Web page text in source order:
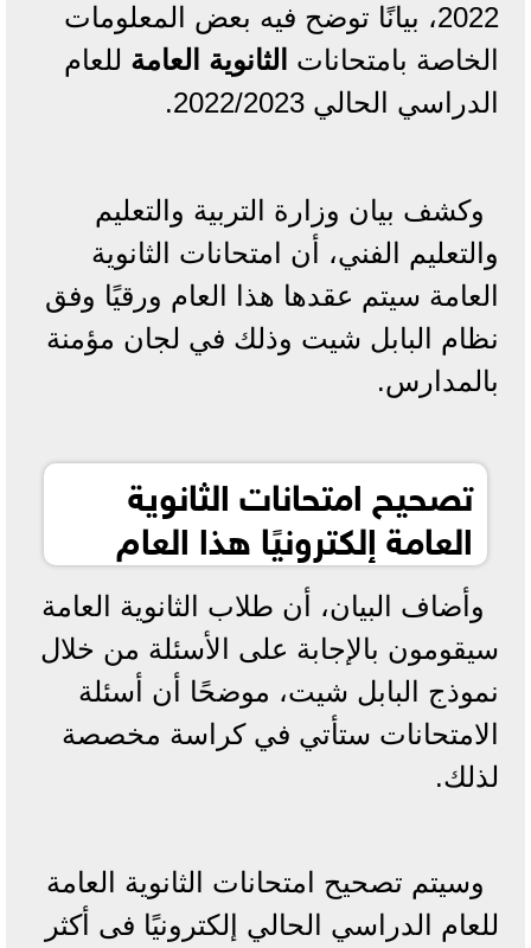
2022، بيانًا توضح فيه بعض المعلومات
الخاصة بامتحانات الثانوية العامة للعام
الدراسي الحالي 2022/2023.
وكشف بيان وزارة التربية والتعليم
والتعليم الفني، أن امتحانات الثانوية
العامة سيتم عقدها هذا العام ورقيًا وفق
نظام البابل شيت وذلك في لجان مؤمنة
بالمدارس.
تصحيح امتحانات الثانوية
العامة إلكترونيًا هذا العام
وأضاف البيان، أن طلاب الثانوية العامة
سيقومون بالإجابة على الأسئلة من خلال
نموذج البابل شيت، موضحًا أن أسئلة
الامتحانات ستأتي في كراسة مخصصة
لذلك.
وسيتم تصحيح امتحانات الثانوية العامة
للعام الدراسي الحالي إلكترونيًا فى أكثر